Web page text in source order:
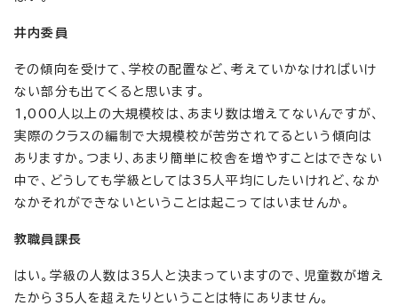
井内委員
その傾向を受けて、学校の配置など、考えていかなければいけ
ない部分も出てくると思います。
1,000人以上の大規模校は、あまり数は増えてないんですが、
実際のクラスの編制で大規模校が苦労されてるという傾向は
ありますか。つまり、あまり簡単に校舎を増やすことはできない
中で、どうしても学級としては35人平均にしたいけれど、なか
なかそれができないということは起こってはいませんか。
教職員課長
はい。学級の人数は35人と決まっていますので、児童数が増え
たから35人を超えたりということは特にありません。